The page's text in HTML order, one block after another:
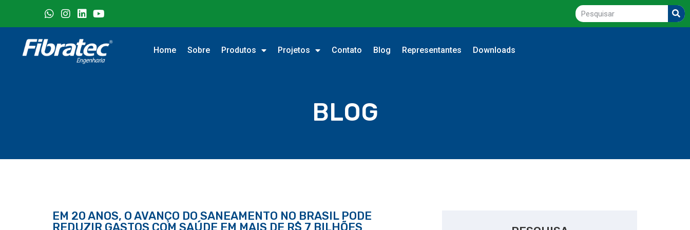
Home Sobre Produtos Projetos Contato Blog Representantes Downloads
BLOG
EM 20 ANOS, O AVANÇO DO SANEAMENTO NO BRASIL PODE
REDUZIR GASTOS COM SAÚDE EM MAIS DE R$ 7 BILHÕES